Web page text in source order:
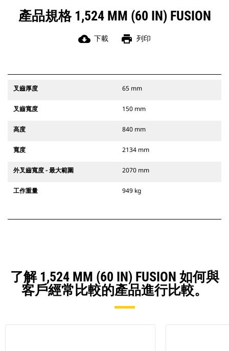
產品規格 1,524 MM (60 IN) FUSION
cloud_download 下載 print 列印
叉齒厚度 65 mm
叉齒寬度 150 mm
高度 840 mm
寬度 2134 mm
外叉齒寬度 - 最大範圍 2070 mm
工作重量 949 kg
了解 1,524 MM (60 IN) FUSION 如何與
客戶經常比較的產品進行比較。